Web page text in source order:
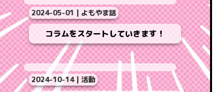
2024-05-01 | よもやま話
コラムをスタートしていきます！
2024-10-14 | 活動